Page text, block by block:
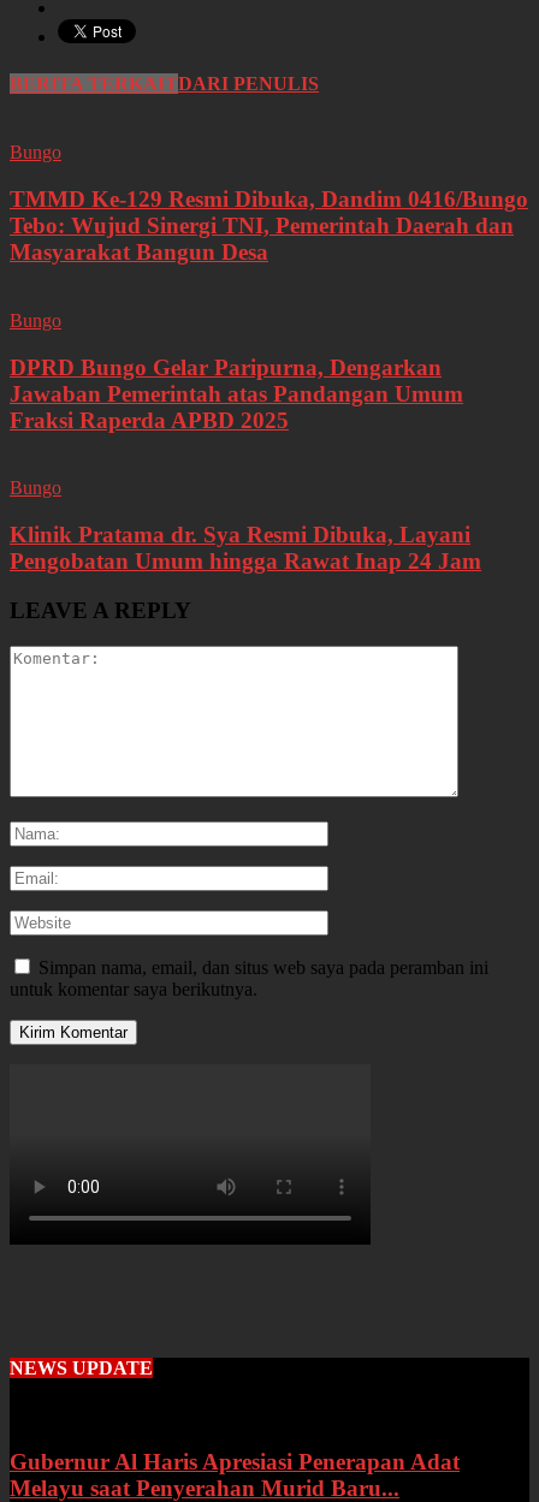
BERITA TERKAITDARI PENULIS
Bungo
TMMD Ke-129 Resmi Dibuka, Dandim 0416/Bungo
Tebo: Wujud Sinergi TNI, Pemerintah Daerah dan
Masyarakat Bangun Desa
Bungo
DPRD Bungo Gelar Paripurna, Dengarkan
Jawaban Pemerintah atas Pandangan Umum
Fraksi Raperda APBD 2025
Bungo
Klinik Pratama dr. Sya Resmi Dibuka, Layani
Pengobatan Umum hingga Rawat Inap 24 Jam
LEAVE A REPLY
Simpan nama, email, dan situs web saya pada peramban ini
untuk komentar saya berikutnya.
NEWS UPDATE
Gubernur Al Haris Apresiasi Penerapan Adat
Melayu saat Penyerahan Murid Baru...